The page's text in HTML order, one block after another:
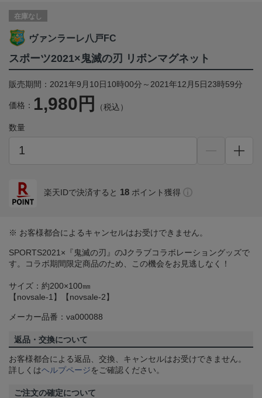
在庫なし
ヴァンラーレ八戸FC
スポーツ2021×鬼滅の刃 リボンマグネット
販売期間：2021年9月10日10時00分～2021年12月5日23時59分
価格： 1,980円 （税込）
数量
楽天IDで決済すると 18 ポイント獲得
※ お客様都合によるキャンセルはお受けできません。
SPORTS2021×『鬼滅の刃』のJクラブコラボレーショングッズで
す。コラボ期間限定商品のため、この機会をお見逃しなく！
サイズ：約200×100㎜
【novsale-1】【novsale-2】
メーカー品番：va000088
返品・交換について
お客様都合による返品、交換、キャンセルはお受けできません。
詳しくはヘルプページをご確認ください。
ご注文の確定について